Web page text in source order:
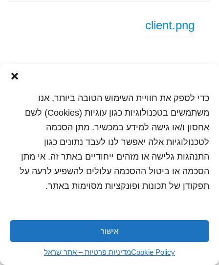
כדי לספק את חוויית השימוש הטובה ביותר, אנו
משתמשים בטכנולוגיות כגון עוגיות (Cookies) לשם
אחסון ו/או גישה למידע במכשיר. מתן הסכמה
לטכנולוגיות אלה יאפשר לנו לעבד נתונים כגון
התנהגות גלישה או מזהים ייחודיים באתר זה. אי מתן
הסכמה או ביטול ההסכמה עלולים להשפיע לרעה על
תפקודן של תכונות ופונקציות מסוימות באתר.
אישור
Cookie Policyמדיניות פרטיות – אתר שראל
client.png
שלח לחבר הדפסה
"היוצרים"